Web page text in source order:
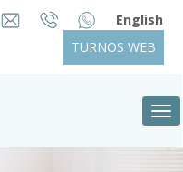
English
TURNOS WEB